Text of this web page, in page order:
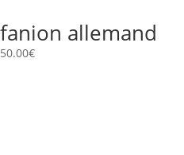
fanion allemand
50.00€